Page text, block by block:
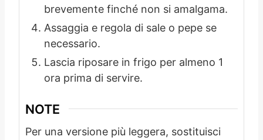
brevemente finché non si amalgama.
Assaggia e regola di sale o pepe se
necessario.
Lascia riposare in frigo per almeno 1
ora prima di servire.
NOTE
Per una versione più leggera, sostituisci